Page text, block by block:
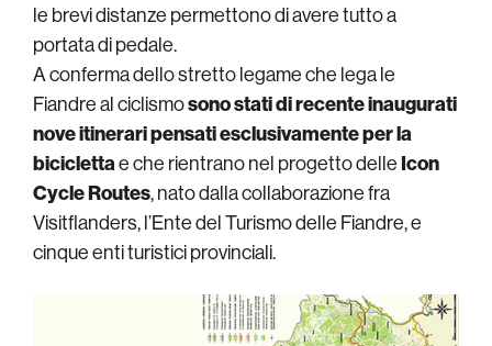
le brevi distanze permettono di avere tutto a
portata di pedale.
A conferma dello stretto legame che lega le
Fiandre al ciclismosono stati di recente inaugurati
nove itinerari pensati esclusivamente per la
biciclettae che rientrano nel progetto delleIcon
Cycle Routes, nato dalla collaborazione fra
Visitflanders, l’Ente del Turismo delle Fiandre, e
cinque enti turistici provinciali.